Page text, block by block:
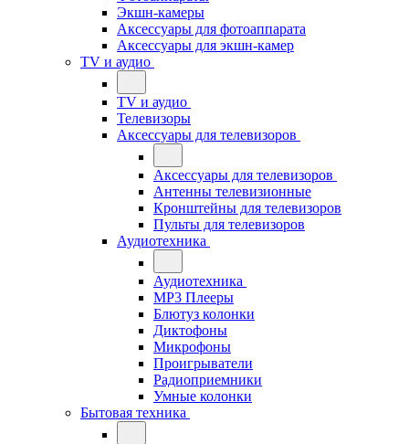
Экшн-камеры
Аксессуары для фотоаппарата
Аксессуары для экшн-камер
TV и аудио
TV и аудио
Телевизоры
Аксессуары для телевизоров
Аксессуары для телевизоров
Антенны телевизионные
Кронштейны для телевизоров
Пульты для телевизоров
Аудиотехника
Аудиотехника
MP3 Плееры
Блютуз колонки
Диктофоны
Микрофоны
Проигрыватели
Радиоприемники
Умные колонки
Бытовая техника